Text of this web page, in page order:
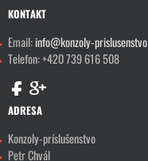
KONTAKT
Email:info@konzoly-
Telefon: +420 739 616 508
ADRESA
Konzoly-príslušenstvo
Petr Chvál